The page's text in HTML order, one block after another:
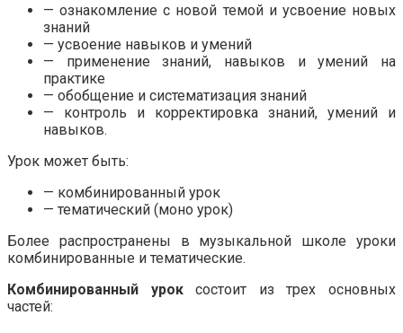
— ознакомление с новой темой и усвоение новых
знаний
— усвоение навыков и умений
— применение знаний, навыков и умений на
практике
— обобщение и систематизация знаний
— контроль и корректировка знаний, умений и
навыков.
Урок может быть:
— комбинированный урок
— тематический (моно урок)
Более распространены в музыкальной школе уроки
комбинированные и тематические.
Комбинированный уроксостоит из трех основных
частей: